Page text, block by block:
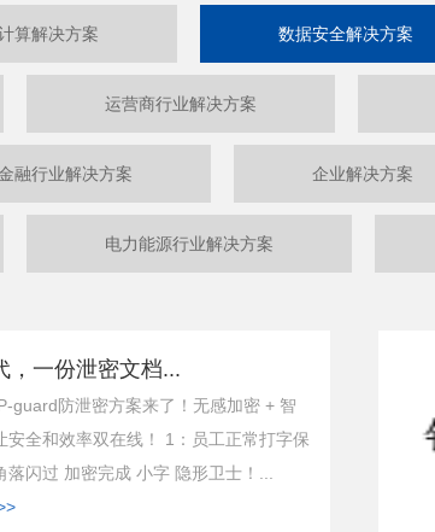
算解决方案 数据安全解决方案
运营商行业解决方案
融行业解决方案 企业解决方案
电力能源行业解决方案
，一份泄密文档...
guard防泄密方案来了！无感加密 + 智
安全和效率双在线！ 1：员工正常打字保
落闪过 加密完成 小字 隐形卫士！...